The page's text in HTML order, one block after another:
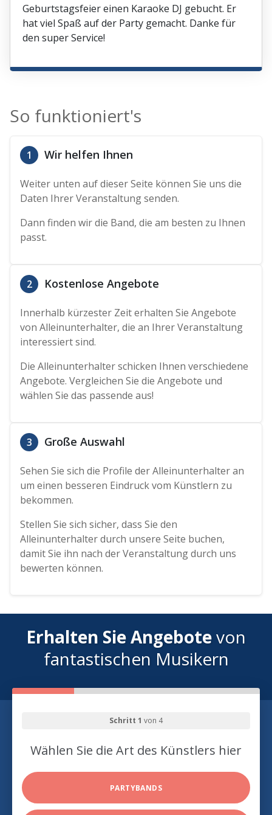
Geburtstagsfeier einen Karaoke DJ gebucht. Er
hat viel Spaß auf der Party gemacht. Danke für
den super Service!
So funktioniert's
1 Wir helfen Ihnen
Weiter unten auf dieser Seite können Sie uns die
Daten Ihrer Veranstaltung senden.
Dann finden wir die Band, die am besten zu Ihnen
passt.
2 Kostenlose Angebote
Innerhalb kürzester Zeit erhalten Sie Angebote
von Alleinunterhalter, die an Ihrer Veranstaltung
interessiert sind.
Die Alleinunterhalter schicken Ihnen verschiedene
Angebote. Vergleichen Sie die Angebote und
wählen Sie das passende aus!
3 Große Auswahl
Sehen Sie sich die Profile der Alleinunterhalter an
um einen besseren Eindruck vom Künstlern zu
bekommen.
Stellen Sie sich sicher, dass Sie den
Alleinunterhalter durch unsere Seite buchen,
damit Sie ihn nach der Veranstaltung durch uns
bewerten können.
Erhalten Sie Angebotevon
fantastischen Musikern
Schritt 1 von 4
Wählen Sie die Art des Künstlers hier
PARTYBANDS